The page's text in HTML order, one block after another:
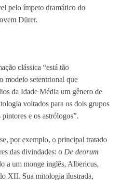
pelo ímpeto dramático do
Dürer.
clássica “está tão
modelo setentrional que
da Idade Média um gênero de
voltados para os dois grupos
e os astrólogos”.
por exemplo, o principal tratado
das divindades: o De deorum
a um monge inglês, Albericus,
XII. Sua mitologia ilustrada,